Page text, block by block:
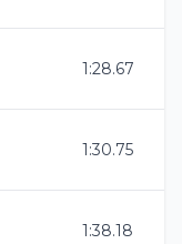
1:28.67
1:30.75
1:38.18